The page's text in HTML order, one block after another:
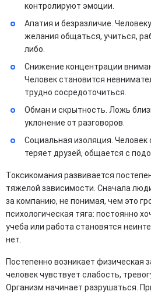
контролируют эмоции.
Апатия и безразличие.
желания общаться, учиться,
либо.
Снижение концентрации
Человек становится
трудно сосредоточиться.
Обман и скрытность. Ложь
уклонение от разговоров.
Социальная изоляция. Человек
теряет друзей, общается с
Токсикомания развивается
тяжелой зависимости. Сначала
за компанию, не понимая, чем это
психологическая тяга: постоянно
учеба или работа становятся
нет.
Постепенно возникает физическая
человек чувствует слабость,
Организм начинает разрушаться.